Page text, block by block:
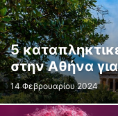
5
στην Αθήνα
14 Φεβρουαρίου 2024